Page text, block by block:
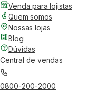
Venda para lojistas
Quem somos
Nossas lojas
Blog
Dúvidas
Central de vendas
0800-200-2000